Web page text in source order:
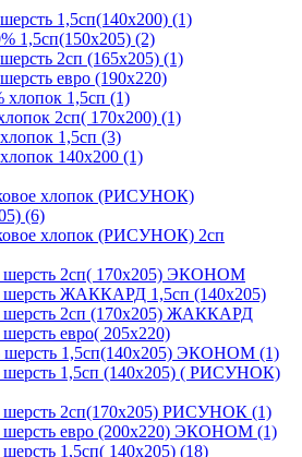
1,5сп(140х200) (1)
1,5сп(150х205) (2)
2сп (165х205) (1)
евро (190х220)
хлопок 1,5сп (1)
2сп( 170х200) (1)
1,5сп (3)
140х200 (1)
хлопок (РИСУНОК)
(6)
хлопок (РИСУНОК) 2сп
шерсть 2сп( 170х205) ЭКОНОМ
шерсть ЖАККАРД 1,5сп (140х205)
шерсть 2сп (170х205) ЖАККАРД
евро( 205х220)
шерсть 1,5сп(140х205) ЭКОНОМ (1)
шерсть 1,5сп (140х205) ( РИСУНОК)
шерсть 2сп(170х205) РИСУНОК (1)
шерсть евро (200х220) ЭКОНОМ (1)
1,5сп( 140х205) (18)